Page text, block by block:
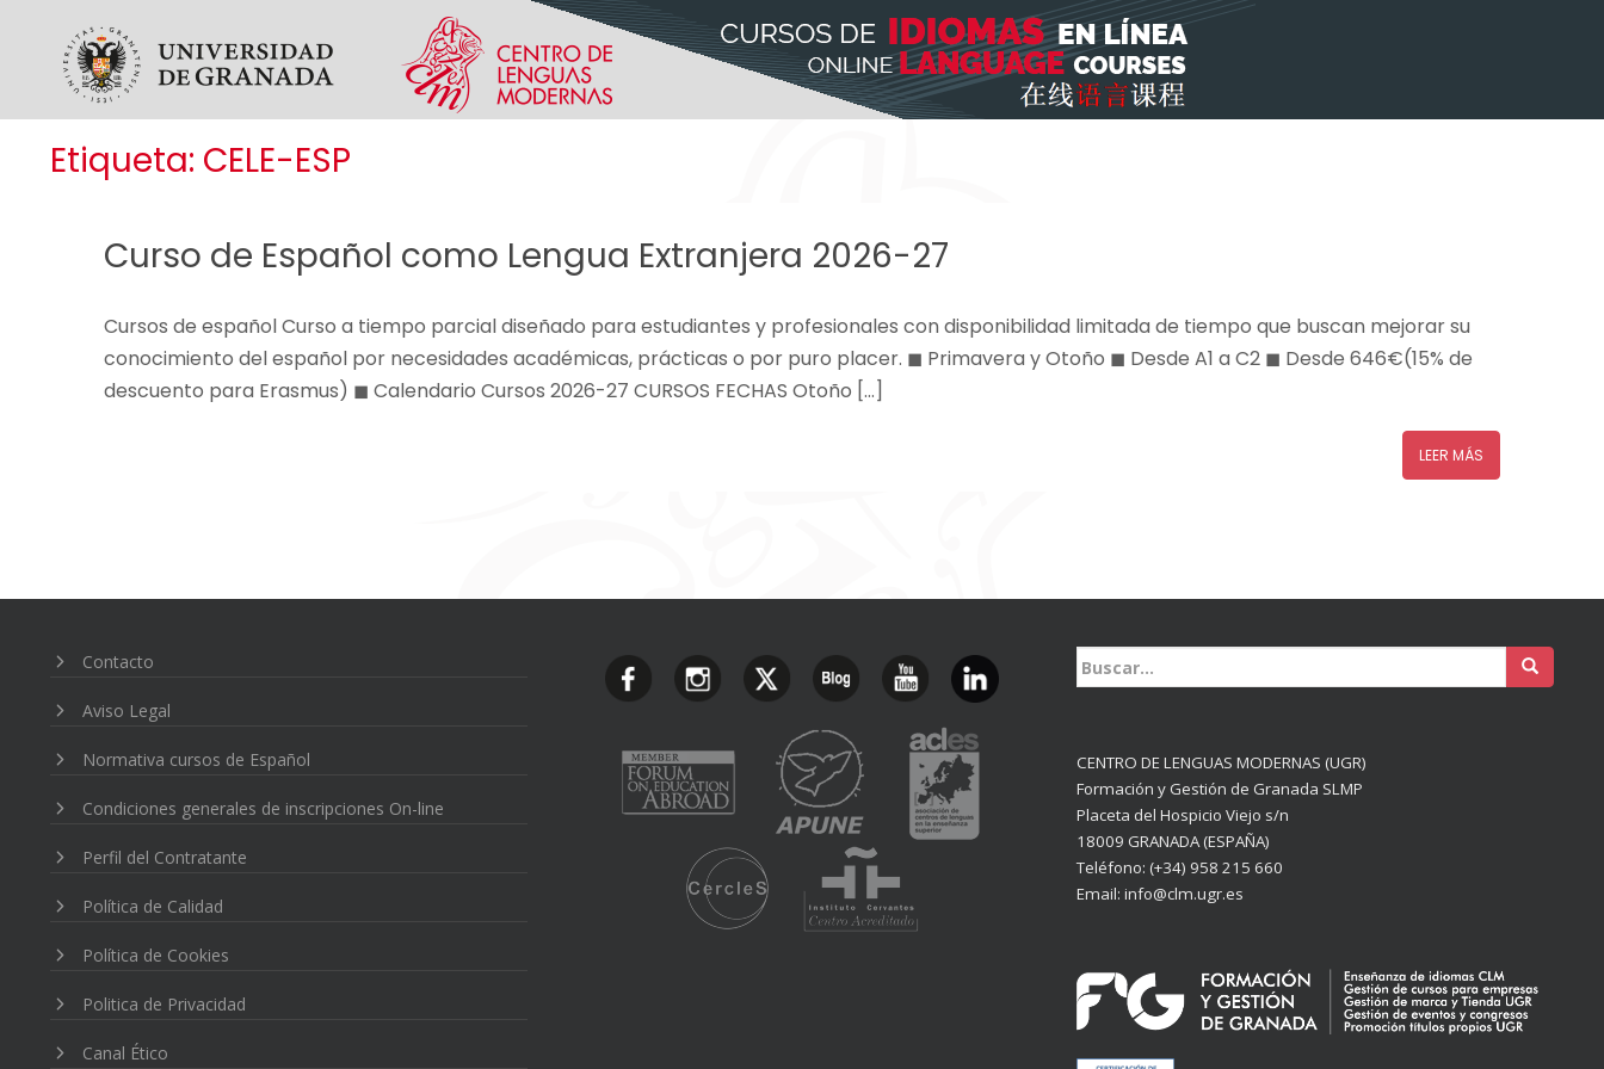
Etiqueta: CELE-ESP
Curso de Español como Lengua Extranjera 2026-27
Cursos de español Curso a tiempo parcial diseñado para estudiantes y profesionales con disponibilidad limitada de tiempo que buscan mejorar su
conocimiento del español por necesidades académicas, prácticas o por puro placer. ◼ Primavera y Otoño ◼ Desde A1 a C2 ◼ Desde 646€(15% de
descuento para Erasmus) ◼ Calendario Cursos 2026-27 CURSOS FECHAS Otoño […]
LEER MÁS
Contacto
Aviso Legal
Normativa cursos de Español
Condiciones generales de inscripciones On-line
Perfil del Contratante
Política de Calidad
Política de Cookies
Politica de Privacidad
Canal Ético
Buscar:
CENTRO DE LENGUAS MODERNAS (UGR)
Formación y Gestión de Granada SLMP
Placeta del Hospicio Viejo s/n
18009 GRANADA (ESPAÑA)
Teléfono: (+34) 958 215 660
Email: info@clm.ugr.es